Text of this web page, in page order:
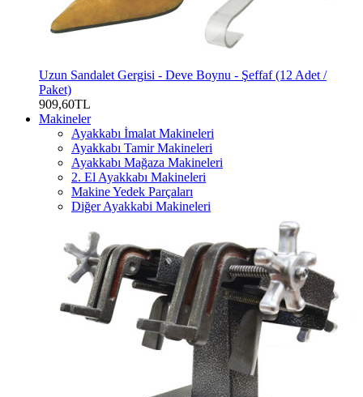
Uzun Sandalet Gergisi - Deve Boynu - Şeffaf (12 Adet /
Paket)
909,60TL
Makineler
Ayakkabı İmalat Makineleri
Ayakkabı Tamir Makineleri
Ayakkabı Mağaza Makineleri
2. El Ayakkabı Makineleri
Makine Yedek Parçaları
Diğer Ayakkabi Makineleri